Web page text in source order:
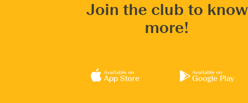
Join the club to know
more!
Available on
App Store
Available on
Google Play